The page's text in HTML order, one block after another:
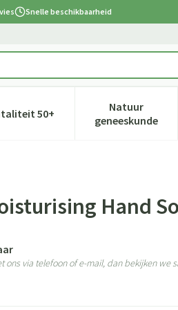
Snelle beschikbaarheid
vitamines categorie
Zwangerschap en kinderen
50+
Toon submenu voor Vitaliteit
Natuur
geneeskunde
Toon
Hand
ons via telefoon of e-mail, dan bekijken we